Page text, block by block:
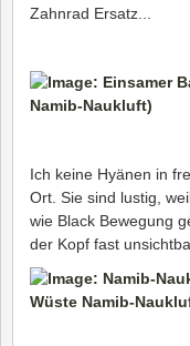
Zahnrad Ersatz...
Ich keine Hyänen in
Ort. Sie sind lustig,
wie Black Bewegung
der Kopf fast